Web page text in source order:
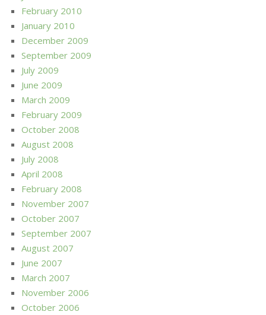
February 2010
January 2010
December 2009
September 2009
July 2009
June 2009
March 2009
February 2009
October 2008
August 2008
July 2008
April 2008
February 2008
November 2007
October 2007
September 2007
August 2007
June 2007
March 2007
November 2006
October 2006